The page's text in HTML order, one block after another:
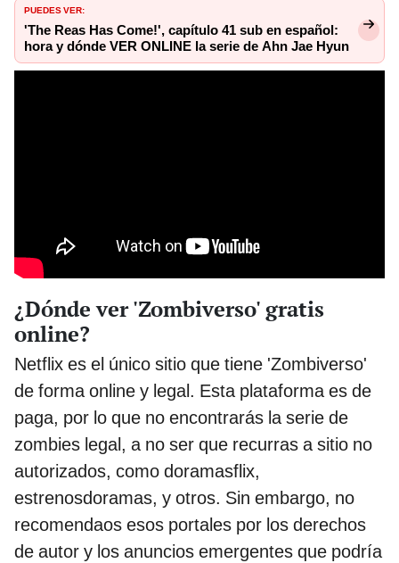
PUEDES VER:
'The Reas Has Come!', capítulo 41 sub en español:
hora y dónde VER ONLINE la serie de Ahn Jae Hyun
¿Dónde ver 'Zombiverso' gratis
online?
Netflix es el único sitio que tiene 'Zombiverso'
de forma online y legal. Esta plataforma es de
paga, por lo que no encontrarás la serie de
zombies legal, a no ser que recurras a sitio no
autorizados, como doramasflix,
estrenosdoramas, y otros. Sin embargo, no
recomendaos esos portales por los derechos
de autor y los anuncios emergentes que podría